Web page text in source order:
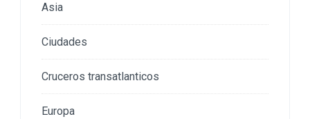
Asia
Ciudades
Cruceros transatlanticos
Europa